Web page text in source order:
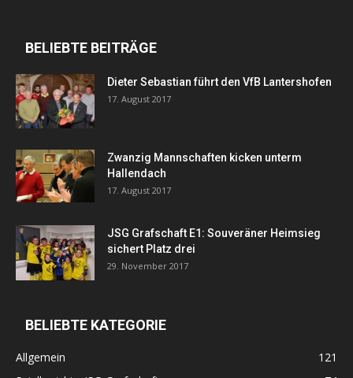
BELIEBTE BEITRÄGE
Dieter Sebastian führt den VfB Lantershofen
17. August 2017
Zwanzig Mannschaften kicken unterm
Hallendach
17. August 2017
JSG Grafschaft E1: Souveräner Heimsieg
sichert Platz drei
29. November 2017
BELIEBTE KATEGORIE
Allgemein
121